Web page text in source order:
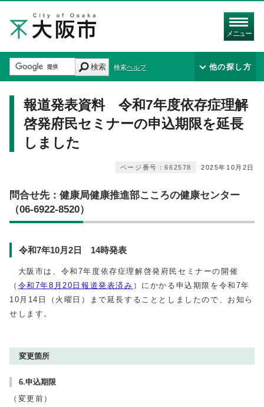
メニュー
検索 検索ヘルプ 他の探し方
報道発表資料 令和7年度依存症理解
啓発府民セミナーの申込期限を延長
しました
2025年10月2日
ページ番号：662578
問合せ先：健康局健康推進部こころの健康センター
（06-6922-8520）
令和7年10月2日 14時発表
大阪市は、令和7年度依存症理解啓発府民セミナーの開催
（ 令和7年8月20日報道発表済み ）にかかる申込期限を令和7年
10月14日（火曜日）まで延長することとしましたので、お知ら
せします。
変更箇所
6.申込期限
（変更前）